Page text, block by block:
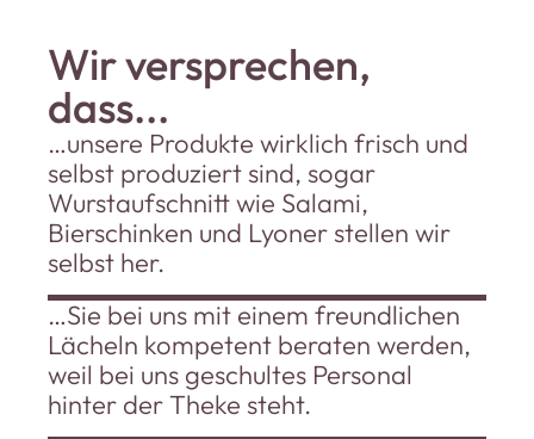
Wir versprechen,
dass...
…unsere Produkte wirklich frisch und
selbst produziert sind, sogar
Wurstaufschnitt wie Salami,
Bierschinken und Lyoner stellen wir
selbst her.
…Sie bei uns mit einem freundlichen
Lächeln kompetent beraten werden,
weil bei uns geschultes Personal
hinter der Theke steht.